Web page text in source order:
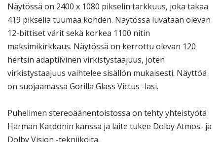
Näytössä on 2400 x 1080 pikselin tarkkuus, joka takaa
419 pikseliä tuumaa kohden. Näytössä luvataan olevan
12-bittiset värit sekä korkea 1100 nitin
maksimikirkkaus. Näytössä on kerrottu olevan 120
hertsin adaptiivinen virkistystaajuus, joten
virkistystaajuus vaihtelee sisällön mukaisesti. Näyttöä
on suojaamassa Gorilla Glass Victus -lasi.
Puhelimen stereoäänentoistossa on tehty yhteistyötä
Harman Kardonin kanssa ja laite tukee Dolby Atmos- ja
Dolby Vision -tekniikoita.